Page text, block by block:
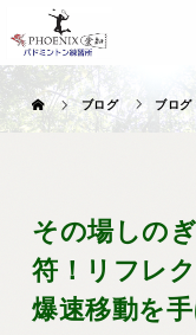
ブログ ブログ
その場しの
符！リフレ
爆速移動を手